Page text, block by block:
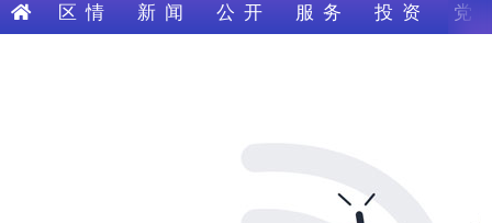
区 情 新 闻 公 开 服 务 投 资 党